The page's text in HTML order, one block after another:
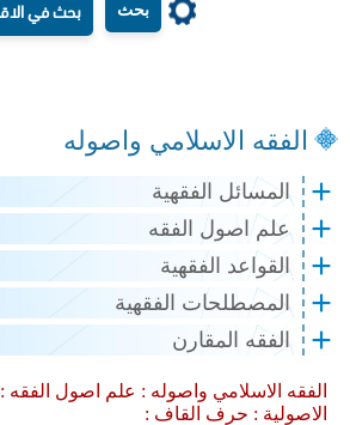
بحث
الفقه الاسلامي واصوله
المسائل الفقهية
علم اصول الفقه
القواعد الفقهية
المصطلحات الفقهية
الفقه المقارن
الفقه الاسلامي واصوله : علم اصول الفقه :
الاصولية : حرف القاف :